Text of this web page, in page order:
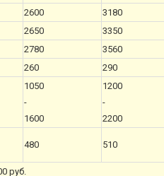
2600
3180
2650
3350
2780
3560
260 290
1050
-
1600
1200
-
2200
480 510
руб.